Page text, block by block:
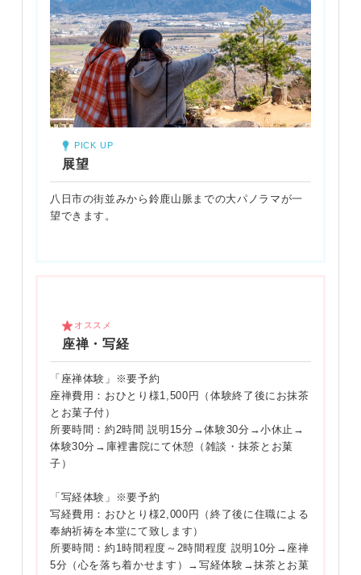
PICK UP
展望
八日市の街並みから鈴鹿山脈までの大パノラマが一
望できます。
オススメ
座禅・写経
「座禅体験」※要予約
座禅費用：おひとり様1,500円（体験終了後にお抹茶
とお菓子付）
所要時間：約2時間 説明15分→体験30分→小休止→
体験30分→庫裡書院にて休憩（雑談・抹茶とお菓
子）
「写経体験」※要予約
写経費用：おひとり様2,000円（終了後に住職による
奉納祈祷を本堂にて致します）
所要時間：約1時間程度～2時間程度 説明10分→座禅
5分（心を落ち着かせます）→写経体験→抹茶とお菓